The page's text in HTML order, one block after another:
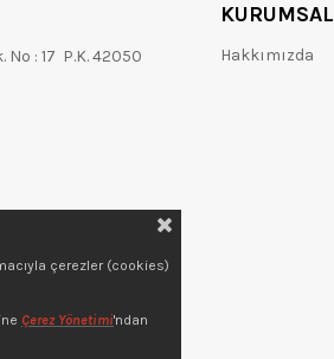
No : 17 P.K. 42050
KURUMSAL
Hakkımızda
çerezler (cookies)
Çerez Yönetimi'ndan